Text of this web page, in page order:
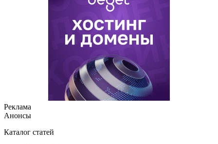
Реклама
Анонсы
Каталог статей